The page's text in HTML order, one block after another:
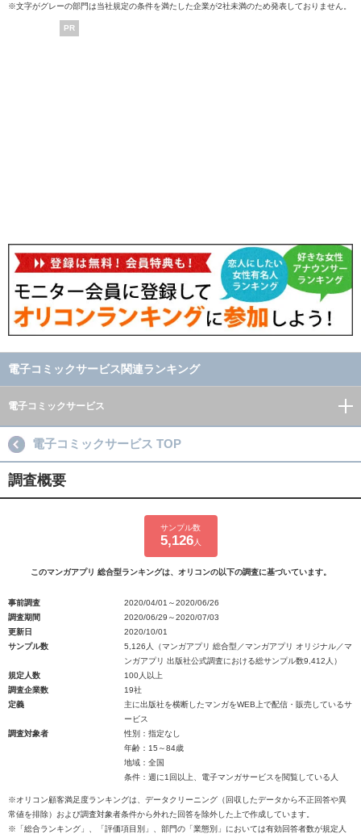
※文字がグレーの部門は当社規定の条件を満たした企業が2社未満のため発表しておりません。
PR
電子コミックサービス関連ランキング
電子コミックサービス
電子コミックサービス TOP
調査概要
サンプル数
5,126人
このマンガアプリ 総合型ランキングは、オリコンの以下の調査に基づいています。
事前調査
2020/04/01～2020/06/26
調査期間
2020/06/29～2020/07/03
更新日
2020/10/01
サンプル数
5,126人（マンガアプリ 総合型／マンガアプリ オリジナル／マ
ンガアプリ 出版社公式調査における総サンプル数9,412人）
規定人数
100人以上
調査企業数
19社
定義
主に出版社を横断したマンガをWEB上で配信・販売しているサ
ービス
調査対象者
性別：指定なし
年齢：15～84歳
地域：全国
条件：週に1回以上、電子マンガサービスを閲覧している人
※オリコン顧客満足度ランキングは、データクリーニング（回収したデータから不正回答や異
常値を排除）および調査対象者条件から外れた回答を除外した上で作成しています。
※「総合ランキング」、「評価項目別」、部門の「業態別」においては有効回答者数が規定人